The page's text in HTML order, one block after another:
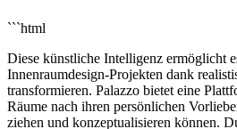
```html
Diese künstliche Intelligenz ermöglicht
Innenraumdesign-Projekten dank
transformieren. Palazzo bietet eine
Räume nach ihren persönlichen
ziehen und konzeptualisieren können.